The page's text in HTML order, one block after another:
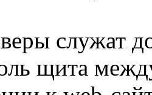
служат
щита